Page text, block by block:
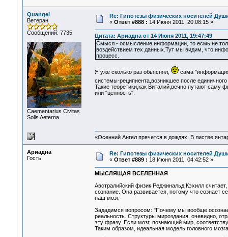
Quangel
Ветеран
Сообщений: 7735
Сaementarius Civitas
Solis Aeterna
Re: Гипотезы физических носителей
« Ответ #888 : 14 Июня 2011, 20:08:15 »
Цитата: Ариадна от 14 Июня 2011, 19:47:49
Смысл - осмысление информации, то есмь не
воздействием тех данных.Тут мы видим, что
процесс.
Я уже сколько раз обьяснял,
сама
системы-реципиента,возникшее после
Такие теоретики,как Виталий,вечно путают
или "ценность".
«Осенний Ангел прячется в дождях. В листве
Ариадна
Гость
Re: Гипотезы физических носителей
« Ответ #889 : 18 Июня 2011, 04:42:52 »
МЫСЛЯЩАЯ ВСЕЛЕННАЯ
Австралийский физик Реджинальд Кэхилл
сознание. Она развивается, потому что сознает
наш мозг.
Зададимся вопросом: "Почему мы вообще
реальность. Структуры мироздания, очевидно,
эту фразу. Если мозг, познающий мир,
Таким образом, идеальная модель головного